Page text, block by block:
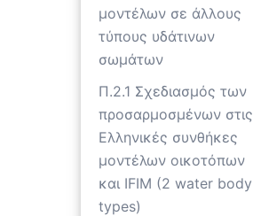
μοντέλων σε άλλους
τύπους υδάτινων
σωμάτων
Π.2.1 Σχεδιασμός των
προσαρμοσμένων στις
Ελληνικές συνθήκες
μοντέλων οικοτόπων
και IFIM (2 water body
types)